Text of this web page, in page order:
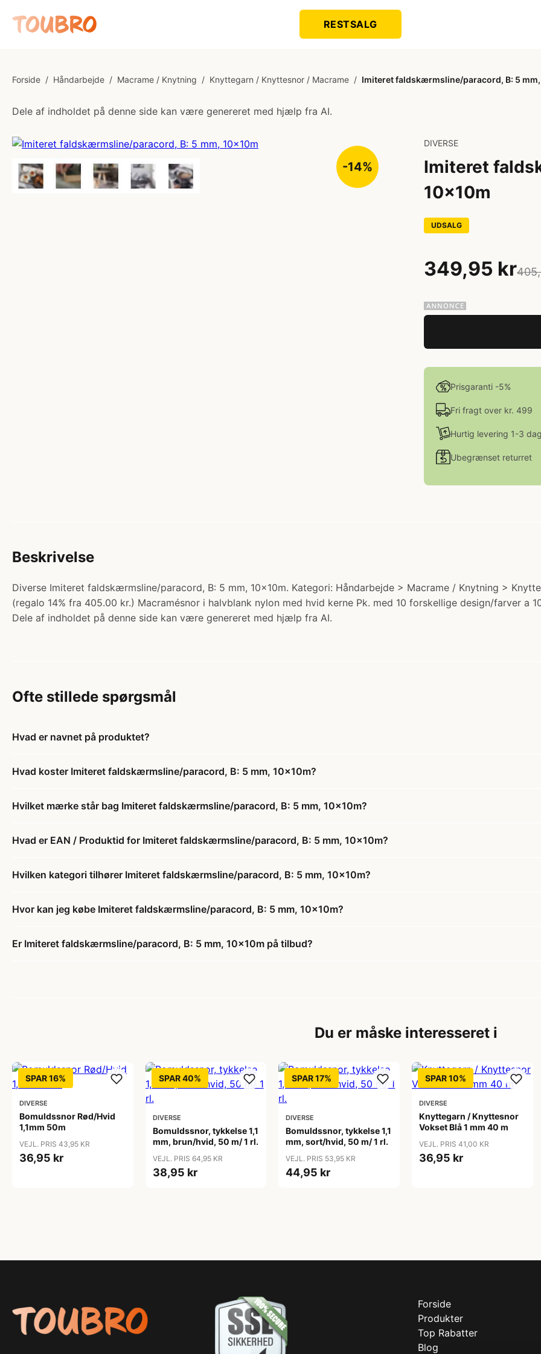
RESTSALG
Forside / Håndarbejde / Macrame / Knytning / Knyttegarn / Knyttesnor / Macrame / Imiteret faldskærmsline/paracord, B: 5 mm,
Dele af indholdet på denne side kan være genereret med hjælp fra AI.
-14%
DIVERSE
Imiteret
10x10m
UDSALG
349,95 kr
Prisgaranti -5%
Fri fragt over kr. 499
Hurtig levering 1-3
Ubegrænset returret
Beskrivelse
Diverse Imiteret faldskærmsline/paracord, B: 5 mm, 10x10m. Kategori: Håndarbejde > Macrame / Knytning >
(regalo 14% fra 405.00 kr.) Macramésnor i halvblank nylon med hvid kerne Pk. med 10 forskellige design/farver a
Dele af indholdet på denne side kan være genereret med hjælp fra AI.
Ofte stillede spørgsmål
Hvad er navnet på produktet?
Hvad koster Imiteret faldskærmsline/paracord, B: 5 mm, 10x10m?
Hvilket mærke står bag Imiteret faldskærmsline/paracord, B: 5 mm, 10x10m?
Hvad er EAN / Produktid for Imiteret faldskærmsline/paracord, B: 5 mm, 10x10m?
Hvilken kategori tilhører Imiteret faldskærmsline/paracord, B: 5 mm, 10x10m?
Hvor kan jeg købe Imiteret faldskærmsline/paracord, B: 5 mm, 10x10m?
Er Imiteret faldskærmsline/paracord, B: 5 mm, 10x10m på tilbud?
Du er måske interesseret i
SPAR 16%
DIVERSE
Bomuldssnor Rød/Hvid
1,1mm 50m
VEJL. PRIS 43,95 KR
36,95 kr
SPAR 40%
DIVERSE
Bomuldssnor, tykkelse 1,1
mm, brun/hvid, 50 m/ 1 rl.
VEJL. PRIS 64,95 KR
38,95 kr
SPAR 17%
DIVERSE
Bomuldssnor, tykkelse 1,1
mm, sort/hvid, 50 m/ 1 rl.
VEJL. PRIS 53,95 KR
44,95 kr
SPAR 10%
DIVERSE
Knyttegarn / Knyttesnor
Vokset Blå 1 mm 40 m
VEJL. PRIS 41,00 KR
36,95 kr
Forside
Produkter
Top Rabatter
Blog